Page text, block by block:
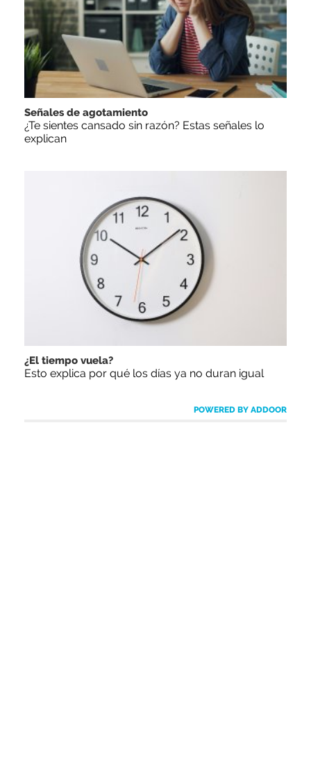
Señales de agotamiento
¿Te sientes cansado sin razón? Estas señales lo
explican
¿El tiempo vuela?
Esto explica por qué los días ya no duran igual
POWERED BY ADDOOR